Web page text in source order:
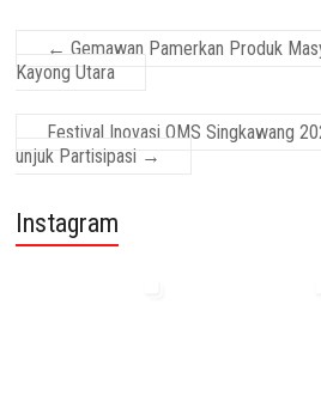
← Gemawan Pamerkan Produk
Kayong Utara
Festival Inovasi OMS Singkawang
unjuk Partisipasi →
Instagram